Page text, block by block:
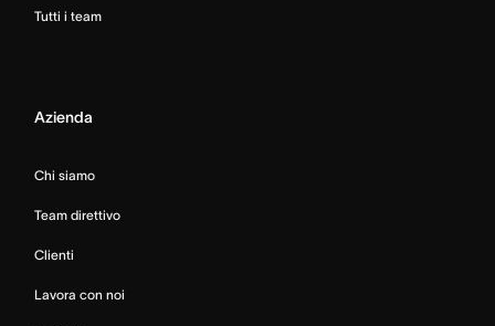
Tutti i team
Azienda
Chi siamo
Team direttivo
Clienti
Lavora con noi